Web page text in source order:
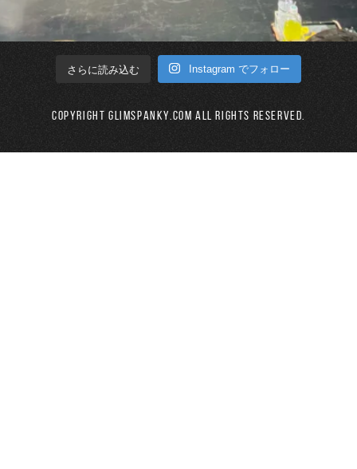
さらに読み込む Instagram でフォロー
Copyright GLIMSPANKY.COM All Rights Reserved.